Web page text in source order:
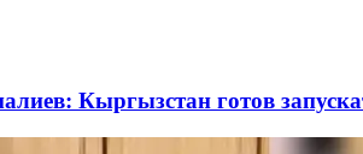
Кыргызстан готов